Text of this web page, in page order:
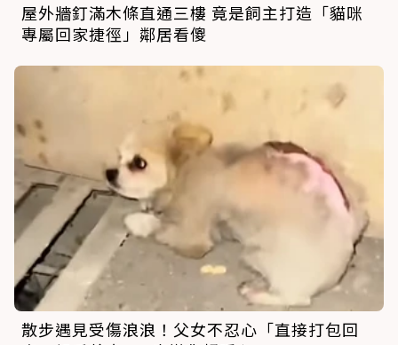
屋外牆釘滿木條直通三樓 竟是飼主打造「貓咪
專屬回家捷徑」鄰居看傻
散步遇見受傷浪浪！父女不忍心「直接打包回